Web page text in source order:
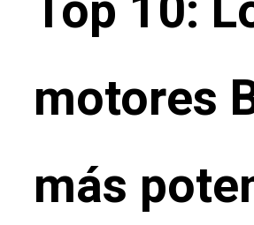
motores
más